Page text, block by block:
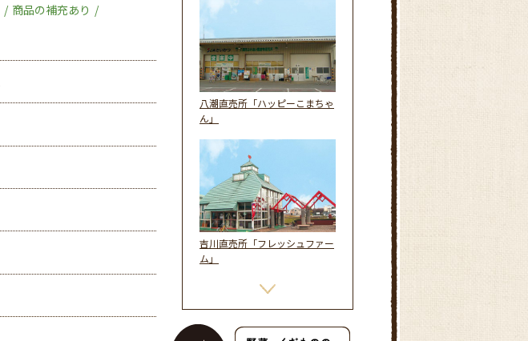
商品の補充あり
八潮直売所「ハッピーこまちゃ
ん」
吉川直売所「フレッシュファー
ム」